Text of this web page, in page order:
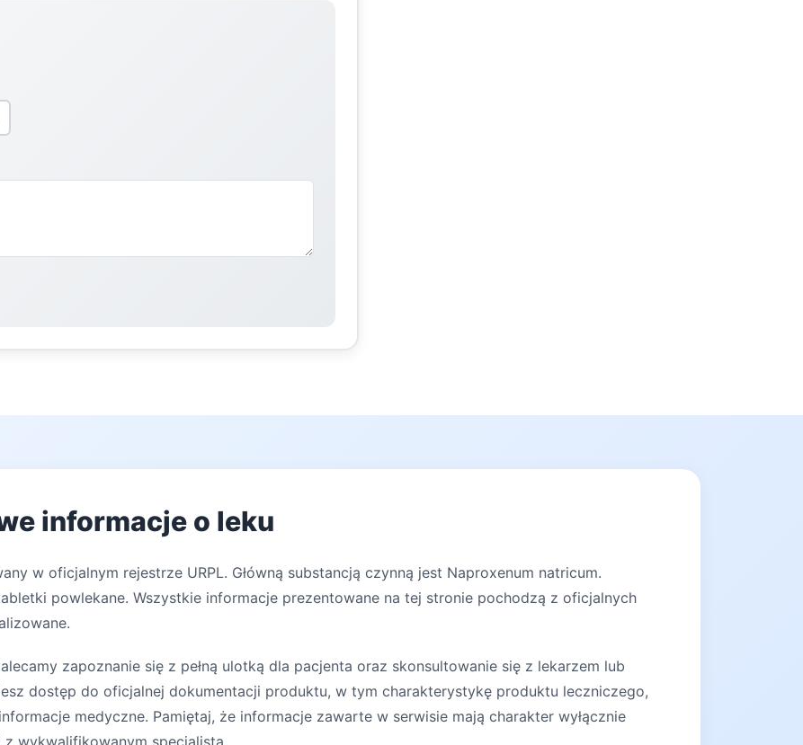
informacje o leku
w oficjalnym rejestrze URPL. Główną substancją czynną jest Naproxenum natricum.
powlekane. Wszystkie informacje prezentowane na tej stronie pochodzą z oficjalnych
zapoznanie się z pełną ulotką dla pacjenta oraz skonsultowanie się z lekarzem lub
dostęp do oficjalnej dokumentacji produktu, w tym charakterystykę produktu leczniczego,
medyczne. Pamiętaj, że informacje zawarte w serwisie mają charakter wyłącznie
wykwalifikowanym specjalistą.